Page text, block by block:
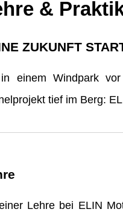
&
ZUKUNFT
einem Windpark
tief im Berg:
Lehre bei ELIN